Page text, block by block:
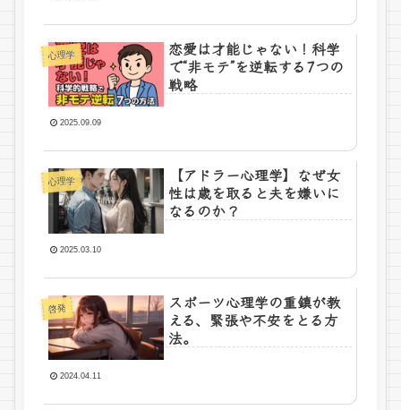
心理学
恋愛は才能じゃない！科学
で“非モテ”を逆転する7つの
戦略
2025.09.09
心理学
【アドラー心理学】なぜ女
性は歳を取ると夫を嫌いに
なるのか？
2025.03.10
啓発
スポーツ心理学の重鎮が教
える、緊張や不安をとる方
法。
2024.04.11